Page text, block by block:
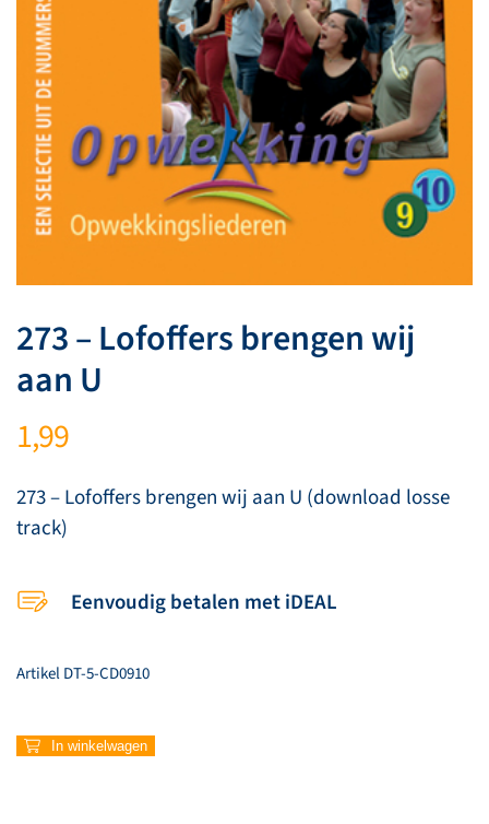
273 – Lofoffers brengen wij
aan U
1,99
273 – Lofoffers brengen wij aan U (download losse
track)
Eenvoudig betalen met iDEAL
ArtikelDT-5-CD0910
273
In winkelwagen